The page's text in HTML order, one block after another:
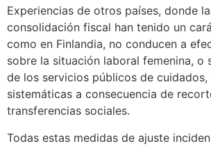
Experiencias de otros países, donde
consolidación fiscal han tenido un
como en Finlandia, no conducen a
sobre la situación laboral femenina, o
de los servicios públicos de
sistemáticas a consecuencia de
transferencias sociales.
Todas estas medidas de ajuste